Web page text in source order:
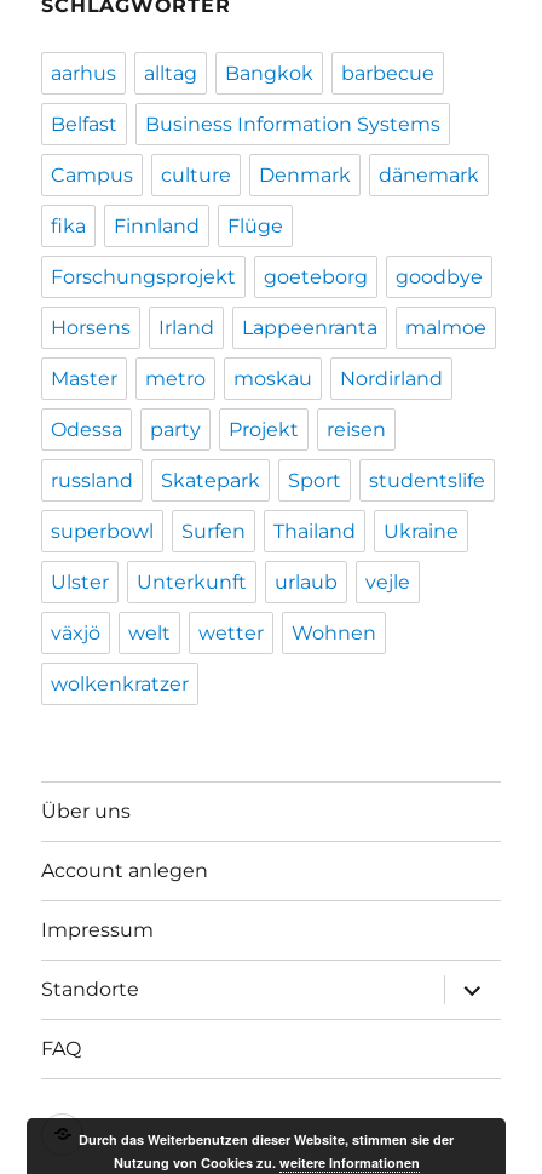
SCHLAGWÖRTER
aarhus alltag Bangkok barbecue
Belfast Business Information Systems
Campus culture Denmark dänemark
fika Finnland Flüge
Forschungsprojekt goeteborg goodbye
Horsens Irland Lappeenranta malmoe
Master metro moskau Nordirland
Odessa party Projekt reisen
russland Skatepark Sport studentslife
superbowl Surfen Thailand Ukraine
Ulster Unterkunft urlaub vejle
växjö welt wetter Wohnen
wolkenkratzer
Über uns
Account anlegen
Impressum
Standorte
anzeigen
FAQ
Impressum
Durch das Weiterbenutzen dieser Website, stimmen sie der
Nutzung von Cookies zu. weitere Informationen